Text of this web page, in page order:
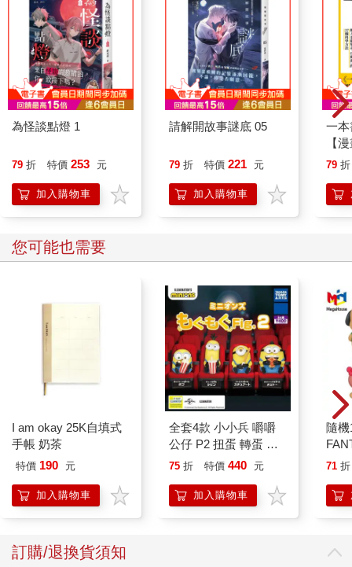
為怪談點燈 1
79 折 特價 253 元
加入購物車
請解開故事謎底 05
79 折 特價 221 元
加入購物車
一
【
行
「
學方
79 折
您可能也需要
I am okay 25K自填式
手帳 奶茶
特價 190 元
加入購物車
全套4款 小小兵 嚼嚼
公仔 P2 扭蛋 轉蛋 模
型 凱文 史都華 神偷奶
75 折 特價 440 元
加入購物車
隨
熱
蒂
樂蒂
71 折
訂購/退換貨須知